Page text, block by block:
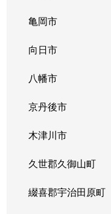
亀岡市
向日市
八幡市
京丹後市
木津川市
久世郡久御山町
綴喜郡宇治田原町